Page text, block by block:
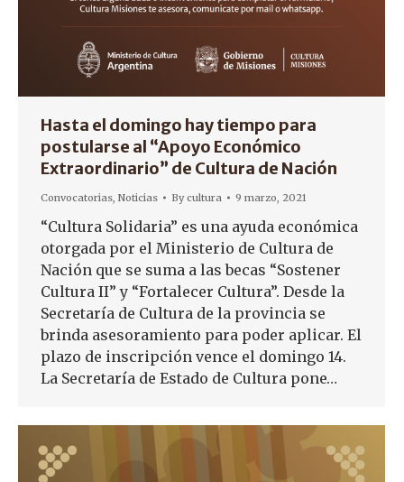
Hasta el domingo hay tiempo para
postularse al “Apoyo Económico
Extraordinario” de Cultura de Nación
Convocatorias, Noticias Bycultura 9 marzo, 2021
“Cultura Solidaria” es una ayuda económica
otorgada por el Ministerio de Cultura de
Nación que se suma a las becas “Sostener
Cultura II” y “Fortalecer Cultura”. Desde la
Secretaría de Cultura de la provincia se
brinda asesoramiento para poder aplicar. El
plazo de inscripción vence el domingo 14.
La Secretaría de Estado de Cultura pone…